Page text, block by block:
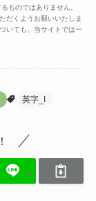
ものではありません。
だくようお願いいたしま
いても、当サイトでは一
英字_I